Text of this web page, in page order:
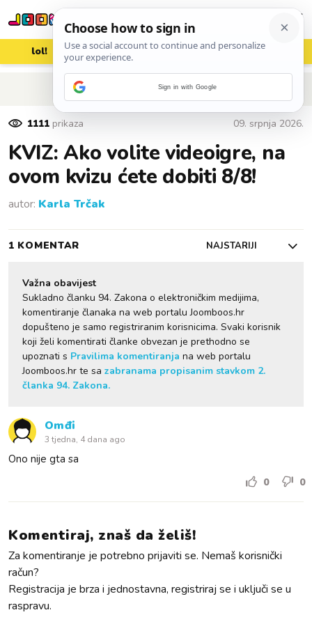
lol! aww vrh! woot?!
POVRATAK NA ČLANAK
1111 prikaza 09. srpnja 2026.
KVIZ: Ako volite videoigre, na
ovom kvizu ćete dobiti 8/8!
autor: Karla Trčak
1 KOMENTAR NAJSTARIJI
Važna obavijest
Sukladno članku 94. Zakona o elektroničkim medijima,
komentiranje članaka na web portalu Joomboos.hr
dopušteno je samo registriranim korisnicima. Svaki korisnik
koji želi komentirati članke obvezan je prethodno se
upoznati s Pravilima komentiranja na web portalu
Joomboos.hr te sa zabranama propisanim stavkom 2.
članka 94. Zakona.
Omđi
3 tjedna, 4 dana ago
Ono nije gta sa
0 0
Komentiraj, znaš da želiš!
Za komentiranje je potrebno prijaviti se. Nemaš korisnički
račun?
Registracija je brza i jednostavna, registriraj se i uključi se u
raspravu.
Sign in with Google